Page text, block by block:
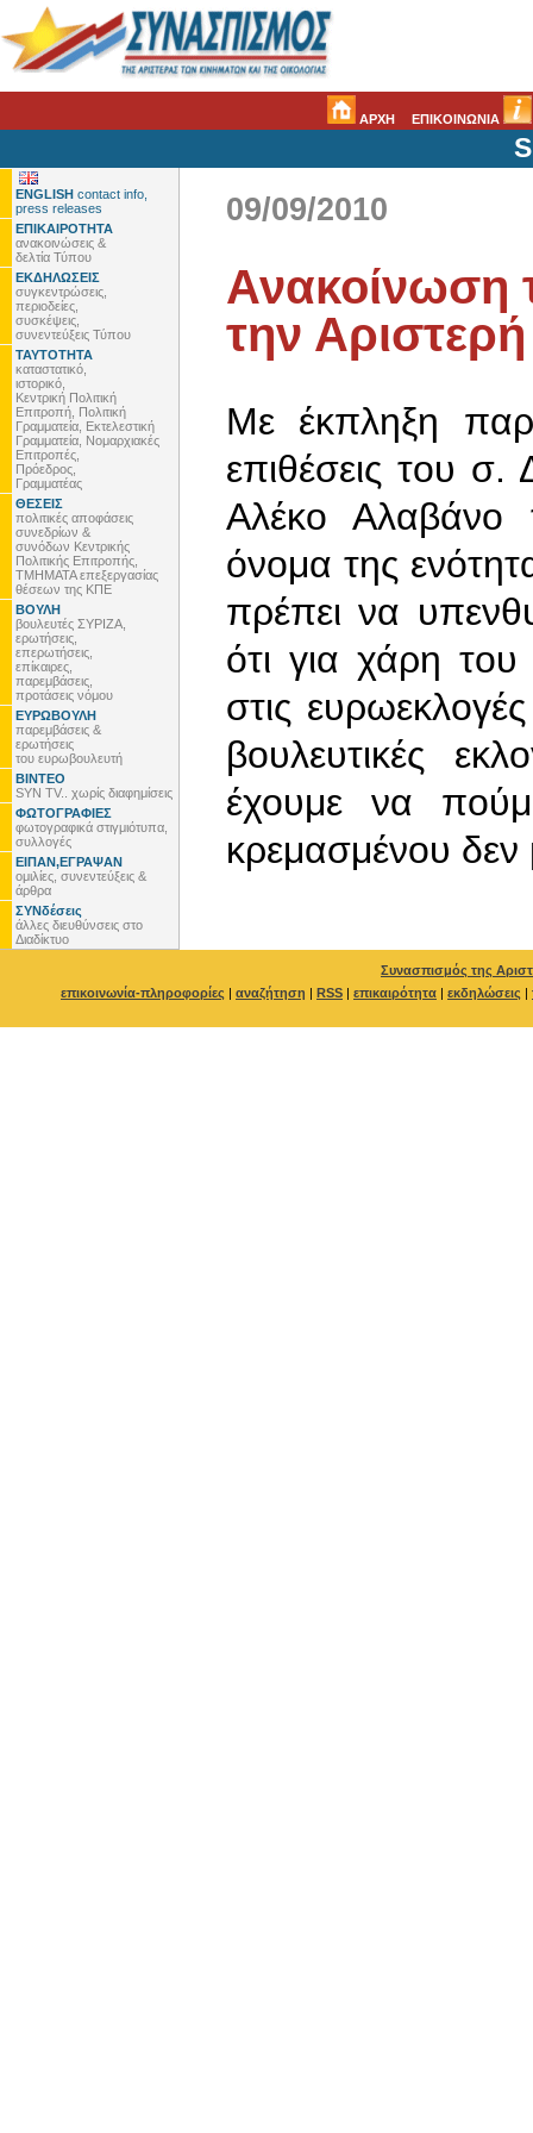
ΑΡΧΗ ΕΠΙΚΟΙΝΩΝΙΑ
ENGLISH contact info,
press releases
ΕΠΙΚΑΙΡΟΤΗΤΑ
ανακοινώσεις &
δελτία Τύπου
ΕΚΔΗΛΩΣΕΙΣ
συγκεντρώσεις,
περιοδείες,
συσκέψεις,
συνεντεύξεις Τύπου
ΤΑΥΤΟΤΗΤΑ
καταστατικό,
ιστορικό,
Κεντρική Πολιτική
Επιτροπή, Πολιτική
Γραμματεία, Εκτελεστική
Γραμματεία, Νομαρχιακές
Επιτροπές,
Πρόεδρος,
Γραμματέας
ΘΕΣΕΙΣ
πολιτικές αποφάσεις
συνεδρίων &
συνόδων Κεντρικής
Πολιτικής Επιτροπής,
ΤΜΗΜΑΤΑ επεξεργασίας
θέσεων της ΚΠΕ
ΒΟΥΛΗ
βουλευτές ΣΥΡΙΖΑ,
ερωτήσεις,
επερωτήσεις,
επίκαιρες,
παρεμβάσεις,
προτάσεις νόμου
ΕΥΡΩΒΟΥΛΗ
παρεμβάσεις &
ερωτήσεις
του ευρωβουλευτή
ΒΙΝΤΕΟ
SYN TV.. χωρίς διαφημίσεις
ΦΩΤΟΓΡΑΦΙΕΣ
φωτογραφικά στιγμιότυπα,
συλλογές
ΕΙΠΑΝ,ΕΓΡΑΨΑΝ
ομιλίες, συνεντεύξεις &
άρθρα
ΣΥΝδέσεις
άλλες διευθύνσεις στο
Διαδίκτυο
09/09/2010
Ανακοίνωση
την
Με έκπληξη
επιθέσεις του
Αλέκο Αλαβάνο
όνομα της
πρέπει να
ότι για χάρη
στις
βουλευτικές
έχουμε να
κρεμασμένου δεν
Συνασπισμός της
επικοινωνία-πληροφορίες | αναζήτηση | RSS | επικαιρότητα | εκδηλώσεις |